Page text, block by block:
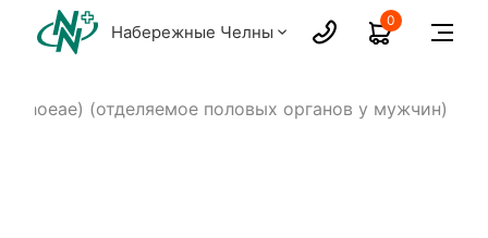
Набережные Челны
0
(отделяемое половых органов у мужчин)